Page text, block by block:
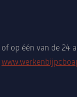
op één van de 24